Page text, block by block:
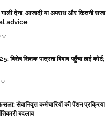
गाली देना, आजादी या अपराध और कितनी सजा
advice
विशेष शिक्षक पात्रता विवाद पहुँचा हाई कोर्ट;
सेवानिवृत्त कर्मचारियों की पेंशन प्रक्रिया
बदलाव